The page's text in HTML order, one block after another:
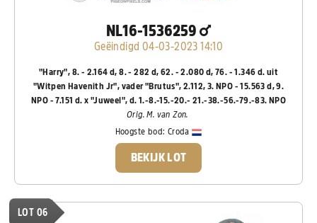
NL16-1536259
Geëindigd 04-03-2023 14:10
"Harry", 8. - 2.164 d, 8. - 282 d, 62. - 2.080 d, 76. - 1.346 d. uit
"Witpen Havenith Jr", vader "Brutus", 2.112, 3. NPO - 15.563 d, 9.
NPO - 7.151 d. x "Juweel", d. 1.-8.-15.-20.- 21.-38.-56.-79.-83. NPO
Orig. M. van Zon.
Hoogste bod: Croda
BEKIJK LOT
LOT 06